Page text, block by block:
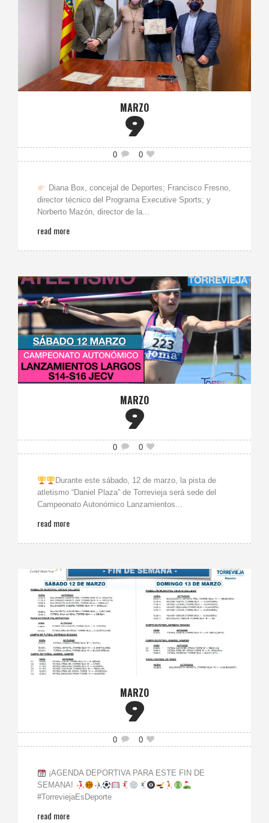
MARZO
9
0 0
Diana Box, concejal de Deportes; Francisco Fresno,
director técnico del Programa Executive Sports; y
Norberto Mazón, director de la...
read more
MARZO
9
0 0
Durante este sábado, 12 de marzo, la pista de
atletismo “Daniel Plaza” de Torrevieja será sede del
Campeonato Autonómico Lanzamientos...
read more
MARZO
9
0 0
¡AGENDA DEPORTIVA PARA ESTE FIN DE
SEMANA!
#TorreviejaEsDeporte
read more